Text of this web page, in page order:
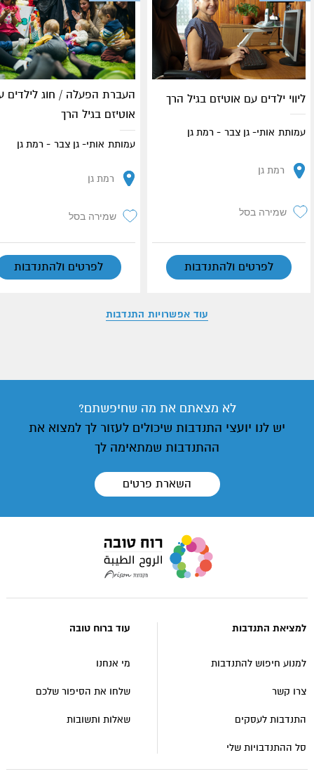
ליווי ילדים עם אוטיזם בגיל הרך
עמותת אותי- גן צבר - רמת גן
רמת גן
שמירה בסל
לפרטים ולהתנדבות
העברת הפעלה / חוג לילדים
אוטיזם בגיל הרך
עמותת אותי- גן צבר - רמת גן
רמת גן
שמירה בסל
לפרטים ולהתנדבות
עוד אפשרויות התנדבות
לא מצאתם את מה שחיפשתם?
יש לנו יועצי התנדבות שיכולים לעזור לך למצוא את
ההתנדבות שמתאימה לך
השארת פרטים
רוח
למציאת התנדבות
למנוע חיפוש להתנדבות
צרו קשר
התנדבות לעסקים
סל ההתנדבויות שלי
עוד ברוח טובה
מי אנחנו
שלחו את הסיפור שלכם
שאלות ותשובות